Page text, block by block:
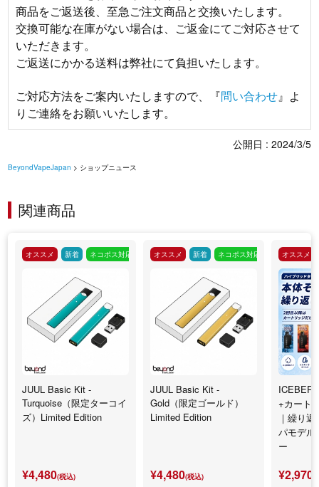
商品をご返送後、至急ご注文商品と交換いたします。
交換可能な在庫がない場合は、ご返金にてご対応させて
いただきます。
ご返送にかかる送料は弊社にて負担いたします。
ご対応方法をご案内いたしますので、『問い合わせ』よ
りご連絡をお願いいたします。
公開日 : 2024/3/5
BeyondVapeJapan > ショップニュース
関連商品
オススメ 新着 ネコポス対応
JUUL Basic Kit -
Turquoise（限定ターコイ
ズ）Limited Edition
¥4,480(税込)
オススメ 新着 ネコポス対応
JUUL Basic Kit -
Gold（限定ゴールド）
Limited Edition
¥4,480(税込)
オススメ
+カート
｜繰り
パモデル
ー
¥2,970